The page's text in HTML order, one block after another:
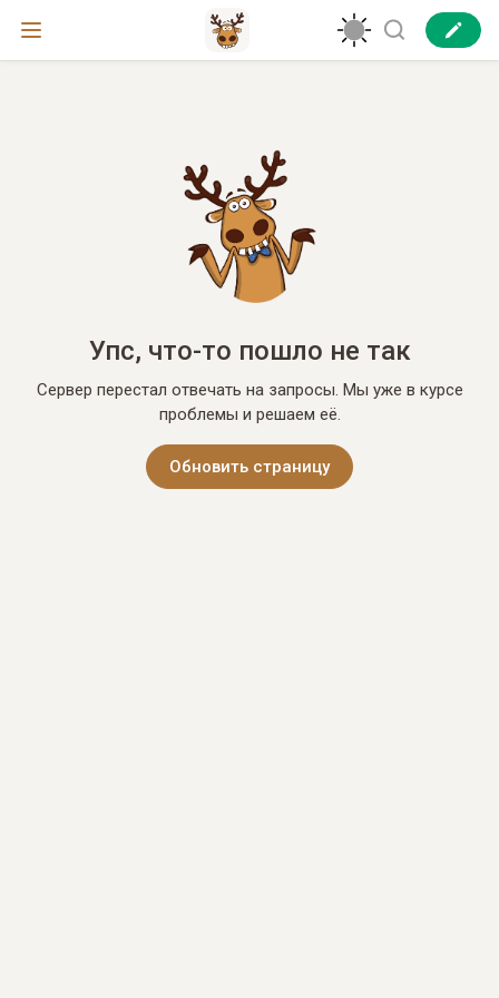
Упс, что-то пошло не так
Сервер перестал отвечать на запросы. Мы уже в курсе
проблемы и решаем её.
Обновить страницу